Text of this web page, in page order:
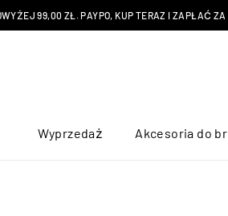
99,00 ZŁ. PAYPO, KUP TERAZ I ZAPŁAĆ ZA
Wyprzedaż Akcesoria do